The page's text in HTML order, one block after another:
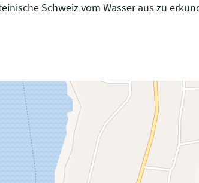
Schweiz vom Wasser aus zu